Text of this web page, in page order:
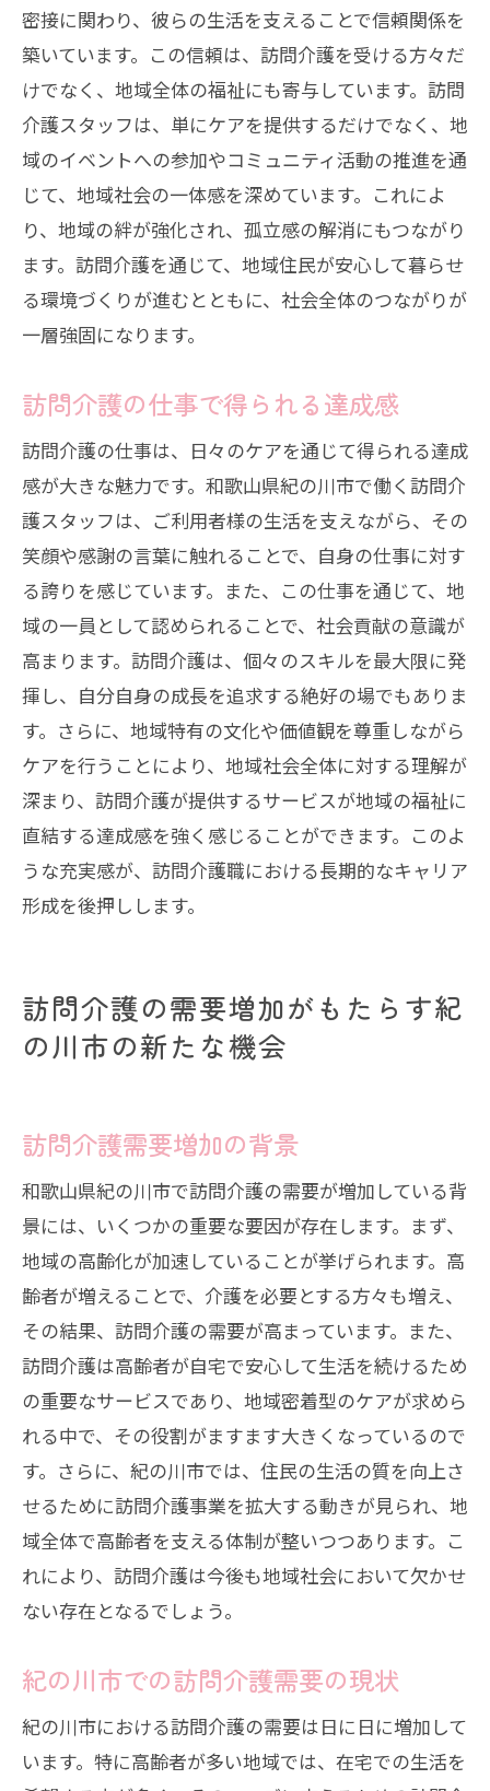
密接に関わり、彼らの生活を支えることで信頼関係を
築いています。この信頼は、訪問介護を受ける方々だ
けでなく、地域全体の福祉にも寄与しています。訪問
介護スタッフは、単にケアを提供するだけでなく、地
域のイベントへの参加やコミュニティ活動の推進を通
じて、地域社会の一体感を深めています。これによ
り、地域の絆が強化され、孤立感の解消にもつながり
ます。訪問介護を通じて、地域住民が安心して暮らせ
る環境づくりが進むとともに、社会全体のつながりが
一層強固になります。
訪問介護の仕事で得られる達成感
訪問介護の仕事は、日々のケアを通じて得られる達成
感が大きな魅力です。和歌山県紀の川市で働く訪問介
護スタッフは、ご利用者様の生活を支えながら、その
笑顔や感謝の言葉に触れることで、自身の仕事に対す
る誇りを感じています。また、この仕事を通じて、地
域の一員として認められることで、社会貢献の意識が
高まります。訪問介護は、個々のスキルを最大限に発
揮し、自分自身の成長を追求する絶好の場でもありま
す。さらに、地域特有の文化や価値観を尊重しながら
ケアを行うことにより、地域社会全体に対する理解が
深まり、訪問介護が提供するサービスが地域の福祉に
直結する達成感を強く感じることができます。このよ
うな充実感が、訪問介護職における長期的なキャリア
形成を後押しします。
訪問介護の需要増加がもたらす紀
の川市の新たな機会
訪問介護需要増加の背景
和歌山県紀の川市で訪問介護の需要が増加している背
景には、いくつかの重要な要因が存在します。まず、
地域の高齢化が加速していることが挙げられます。高
齢者が増えることで、介護を必要とする方々も増え、
その結果、訪問介護の需要が高まっています。また、
訪問介護は高齢者が自宅で安心して生活を続けるため
の重要なサービスであり、地域密着型のケアが求めら
れる中で、その役割がますます大きくなっているので
す。さらに、紀の川市では、住民の生活の質を向上さ
せるために訪問介護事業を拡大する動きが見られ、地
域全体で高齢者を支える体制が整いつつあります。こ
れにより、訪問介護は今後も地域社会において欠かせ
ない存在となるでしょう。
紀の川市での訪問介護需要の現状
紀の川市における訪問介護の需要は日に日に増加して
います。特に高齢者が多い地域では、在宅での生活を